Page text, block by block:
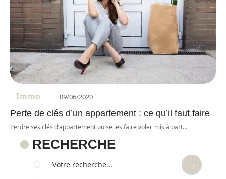
Immo 09/06/2020
Perte de clés d’un appartement : ce qu’il faut faire
Perdre ses clés d’appartement ou se les faire voler, mis à part…
RECHERCHE